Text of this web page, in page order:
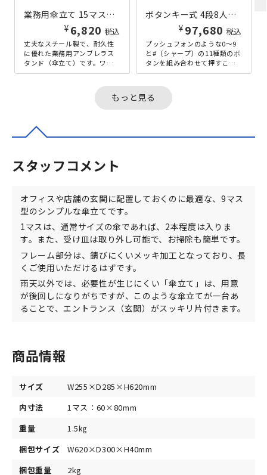
業務用傘立て 15マス型 W480×D293×H512 シルバー
¥ 6,820 税込
丈夫なスチール製で、耐久性
に優れた業務用アンブレラス
タンド（傘立て）です。ワイ
ドな15マス型ですので、比較
ボタンキー式 4段8人用スチールロッカー W900×D515×H1790 ホワイト
¥ 97,680 税込
プッシュフォンのような0～9
と#（シャープ）の11種類のボ
タンを組み合わせて押すこと
で、簡単に施錠・解錠ができ
もっと見る
スタッフコメント
オフィスや店舗の玄関に配置しておくのに最適な、9マス
型のシンプルな傘立てです。
1マスは、通常サイズの傘であれば、2本程度は入りま
す。また、受け皿は取り外し可能で、お掃除も簡単です。
フレーム部分は、錆びにくいメッキ加工となっており、長
くご使用いただけるはずです。
雨天以外では、必要性が生じにくい「傘立て」は、用意
が後回しになりがちですが、このような傘立てが一台あ
ることで、エントランス（玄関）がスッキリ片付きます。
商品情報
サイズ
W255×D285×H620mm
内寸法
1マス：60×80mm
重量
1.5㎏
梱包サイズ
W620×D300×H40mm
梱包重量
2kg